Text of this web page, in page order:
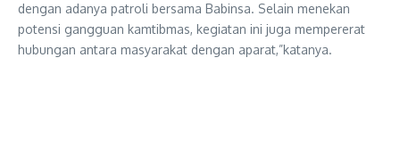
dengan adanya patroli bersama Babinsa. Selain menekan
potensi gangguan kamtibmas, kegiatan ini juga mempererat
hubungan antara masyarakat dengan aparat,”katanya.